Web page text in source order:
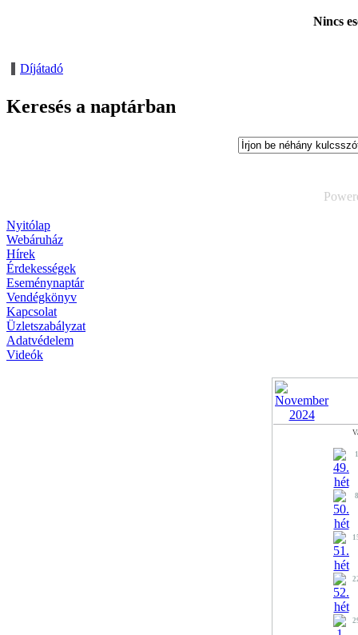
Nincs
Díjátadó
Keresés a naptárban
Nyitólap
Webáruház
Hírek
Érdekességek
Eseménynaptár
Vendégkönyv
Kapcsolat
Üzletszabályzat
Adatvédelem
Videók
1
8